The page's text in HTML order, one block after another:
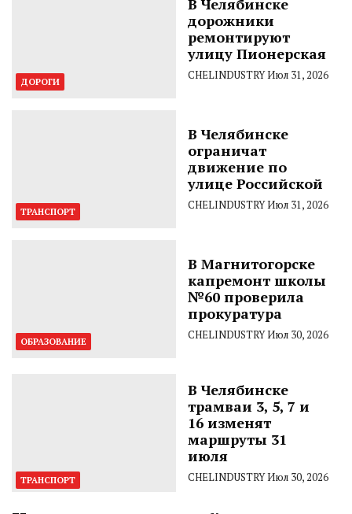
ДОРОГИ
В Челябинске
дорожники
ремонтируют
улицу Пионерская
CHELINDUSTRYИюл 31, 2026
ТРАНСПОРТ
В Челябинске
ограничат
движение по
улице Российской
CHELINDUSTRYИюл 31, 2026
ОБРАЗОВАНИЕ
В Магнитогорске
капремонт школы
№60 проверила
прокуратура
CHELINDUSTRYИюл 30, 2026
ТРАНСПОРТ
В Челябинске
трамваи 3, 5, 7 и
16 изменят
маршруты 31
июля
CHELINDUSTRYИюл 30, 2026